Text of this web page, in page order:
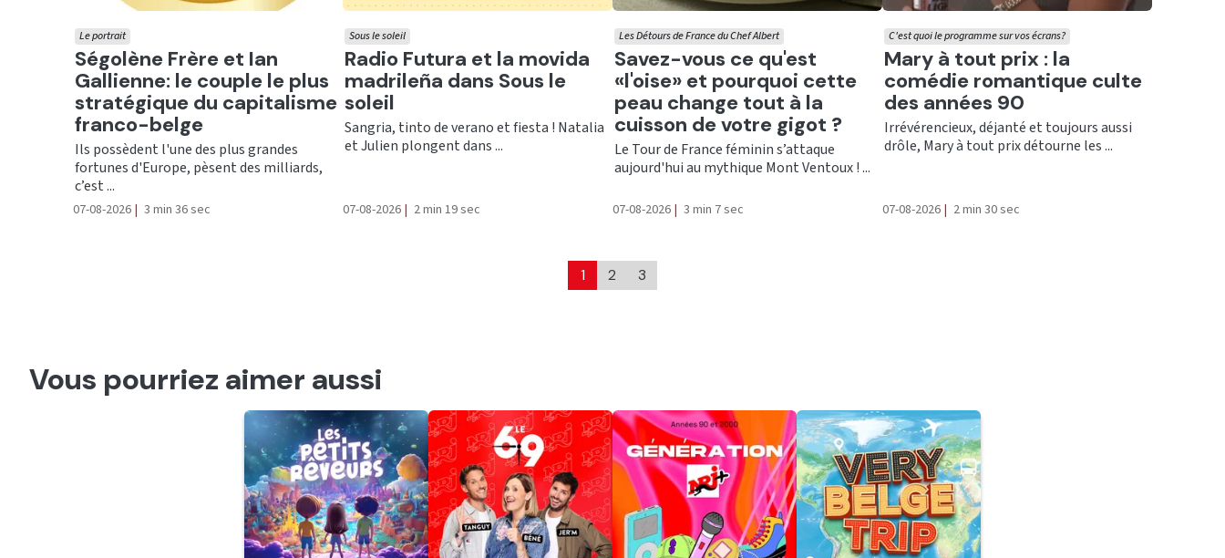
Ecouter
Ségolène Frère et Ian
Gallienne: le couple le plus
stratégique du capitalisme
franco-belge
Le portrait
Ils possèdent l'une des plus grandes
fortunes d'Europe, pèsent des milliards,
c’est ...
07-08-2026 | 3 min 36 sec
Ecouter
Radio Futura et la movida
madrileña dans Sous le
soleil
Sous le soleil
Sangria, tinto de verano et fiesta ! Natalia
et Julien plongent dans ...
07-08-2026 | 2 min 19 sec
Ecouter
Savez-vous ce qu'est
«l'oise» et pourquoi cette
peau change tout à la
cuisson de votre gigot ?
Les Détours de France du Chef Albert
Le Tour de France féminin s’attaque
aujourd'hui au mythique Mont Ventoux ! ...
07-08-2026 | 3 min 7 sec
Ecouter
Mary à tout prix : la
comédie romantique culte
des années 90
C'est quoi le programme sur vos écrans?
Irrévérencieux, déjanté et toujours aussi
drôle, Mary à tout prix détourne les ...
07-08-2026 | 2 min 30 sec
1 2 3
Vous pourriez aimer aussi